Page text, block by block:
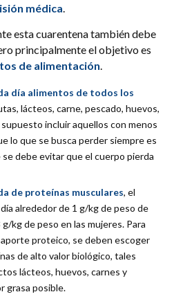
médica.
esta cuarentena también debe
principalmente el objetivo es
de alimentación
día alimentos de todos los
lácteos, carne, pescado, huevos,
incluir aquellos con menos
lo que se busca perder siempre es
se debe evitar que el cuerpo pierda
de proteínas musculares, el
alrededor de 1 g/kg de peso de
kg de peso en las mujeres. Para
proteico, se deben escoger
de alto valor biológico, tales
lácteos, huevos, carnes y
grasa posible.